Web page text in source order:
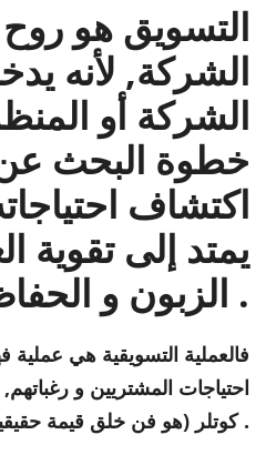
التسويق هو
الشركة, لأنه
الشركة أو
خطوة البحث
اكتشاف
يمتد إلى تقوية
الزبون و الحفاظ عليه .
فالعملية التسويقية هي عملية
احتياجات المشتريين و
كوتلر (هو فن خلق قيمة حقيقية للعملاء) .